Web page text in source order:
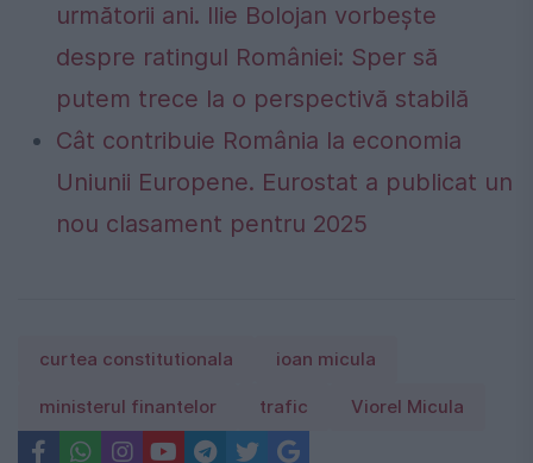
următorii ani. Ilie Bolojan vorbește
despre ratingul României: Sper să
putem trece la o perspectivă stabilă
Cât contribuie România la economia
Uniunii Europene. Eurostat a publicat un
nou clasament pentru 2025
curtea constitutionala ioan micula
ministerul finantelor trafic Viorel Micula